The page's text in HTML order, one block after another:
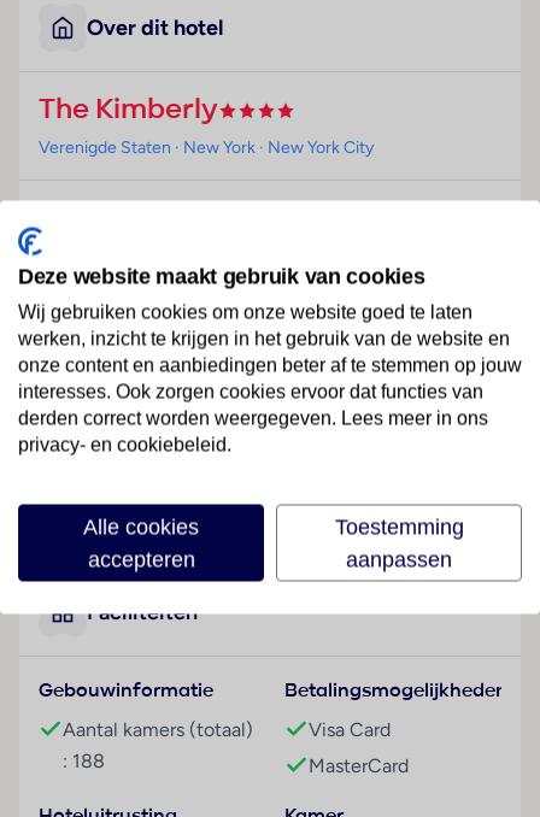
Over dit hotel
The Kimberly
Verenigde Staten · New York · New York City
Het hotel ligt direct in het hart van New York City.
Hotelfaciliteiten
Het hotel beschikt over 188 kamers en over een lift.
Het vriendelijke personeel aan de receptie is graag bij
alle vragen behulpzaam. Service zoals een
bagagedepot en een kluis draagt bij tot een
comfortabel verblijf. In de openbare ruimtes is Wi-Fi
aantal voor gehandicapten toegankelijke
voorzieningen. Rolstoelvriendelijke faciliteiten zijn
beschikbaar. Er zijn winkels die tot rondneuzen en
flaneren uitnodigen. Buiten biedt een tuin extra
parkeerplaats (tegen toeslag) parkeren. Tot de
aangeboden faciliteiten behoren een 24-uurs
beveiligingsdienst, een oppasservice, een
kamerservice, een wasservice en een
Lees meer
Faciliteiten
Gebouwinformatie
Aantal kamers (totaal)
: 188
Betalingsmogelijkheden
Visa Card
MasterCard
Deze website maakt gebruik van cookies
Wij gebruiken cookies om onze website goed te laten
werken, inzicht te krijgen in het gebruik van de website en
onze content en aanbiedingen beter af te stemmen op jouw
interesses. Ook zorgen cookies ervoor dat functies van
derden correct worden weergegeven. Lees meer in ons
privacy- en cookiebeleid.
Alle cookies
accepteren
Toestemming
aanpassen